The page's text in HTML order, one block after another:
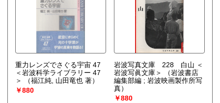
重力レンズでさぐる宇宙 47
＜岩波科学ライブラリー 47
＞
（福江純, 山田竜也 著）
￥880
岩波写真文庫 228 白山 ＜
岩波写眞文庫＞
（岩波書店
編集部編 ; 岩波映画製作所写
真）
￥880